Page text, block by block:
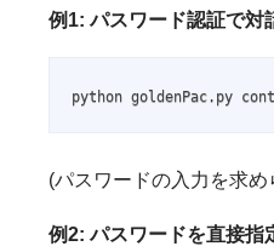
例1: パスワード認証で対
python goldenPac.py
(パスワードの入力を求め
例2: パスワードを直接指